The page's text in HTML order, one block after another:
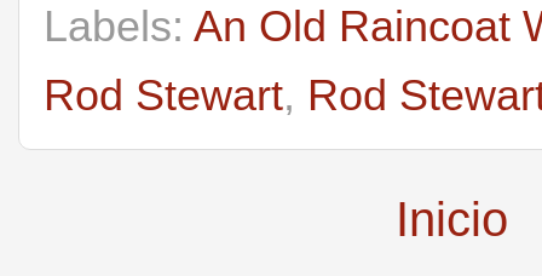
Labels: An Old Raincoat
Rod Stewart, Rod
Inicio